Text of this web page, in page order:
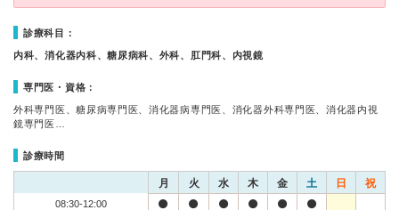
診療科目：
内科、消化器内科、糖尿病科、外科、肛門科、内視鏡
専門医・資格：
外科専門医、糖尿病専門医、消化器病専門医、消化器外科専門医、消化器内視
鏡専門医…
診療時間
月 火 水 木 金 土 日 祝
08:30-12:00